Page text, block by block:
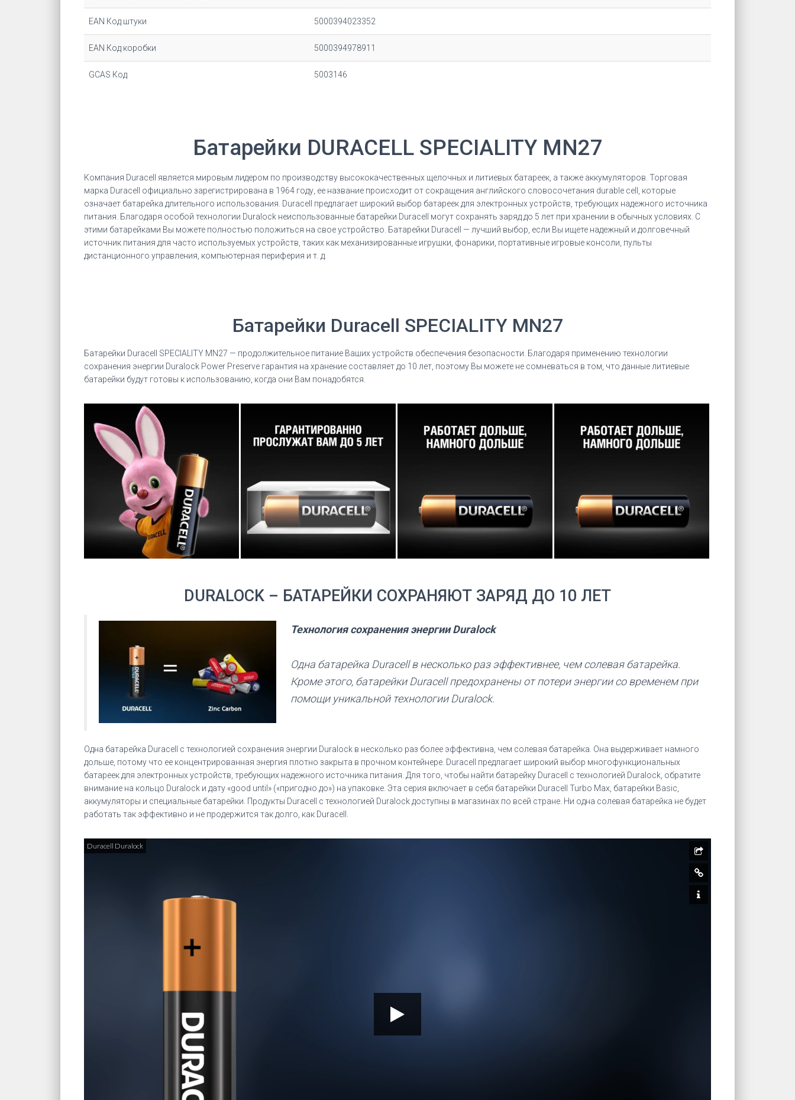
EAN Код штуки 5000394023352
EAN Код коробки 5000394978911
GCAS Код 5003146
Батарейки DURACELL SPECIALITY MN27
Компания Duracell является мировым лидером по производству высококачественных щелочных и литиевых батареек, а также аккумуляторов. Торговая
марка Duracell официально зарегистрирована в 1964 году, ее название происходит от сокращения английского словосочетания durable cell, которые
означает батарейка длительного использования. Duracell предлагает широкий выбор батареек для электронных устройств, требующих надежного источника
питания. Благодаря особой технологии Duralock неиспользованные батарейки Duracell могут сохранять заряд до 5 лет при хранении в обычных условиях. С
этими батарейками Вы можете полностью положиться на свое устройство. Батарейки Duracell — лучший выбор, если Вы ищете надежный и долговечный
источник питания для часто используемых устройств, таких как механизированные игрушки, фонарики, портативные игровые консоли, пульты
дистанционного управления, компьютерная периферия и т. д.
Батарейки Duracell SPECIALITY MN27
Батарейки Duracell SPECIALITY MN27 — продолжительное питание Ваших устройств обеспечения безопасности. Благодаря применению технологии
сохранения энергии Duralock Power Preserve гарантия на хранение составляет до 10 лет, поэтому Вы можете не сомневаться в том, что данные литиевые
батарейки будут готовы к использованию, когда они Вам понадобятся.
DURALOCK – БАТАРЕЙКИ СОХРАНЯЮТ ЗАРЯД ДО 10 ЛЕТ
Технология сохранения энергии Duralock
Одна батарейка Duracell в несколько раз эффективнее, чем солевая батарейка.
Кроме этого, батарейки Duracell предохранены от потери энергии со временем при
помощи уникальной технологии Duralock.
Одна батарейка Duracell с технологией сохранения энергии Duralock в несколько раз более эффективна, чем солевая батарейка. Она выдерживает намного
дольше, потому что ее концентрированная энергия плотно закрыта в прочном контейнере. Duracell предлагает широкий выбор многофункциональных
батареек для электронных устройств, требующих надежного источника питания. Для того, чтобы найти батарейку Duracell с технологией Duralock, обратите
внимание на кольцо Duralock и дату «good until» («пригодно до») на упаковке. Эта серия включает в себя батарейки Duracell Turbo Max, батарейки Basic,
аккумуляторы и специальные батарейки. Продукты Duracell с технологией Duralock доступны в магазинах по всей стране. Ни одна солевая батарейка не будет
работать так эффективно и не продержится так долго, как Duracell.
Duracell Duralock